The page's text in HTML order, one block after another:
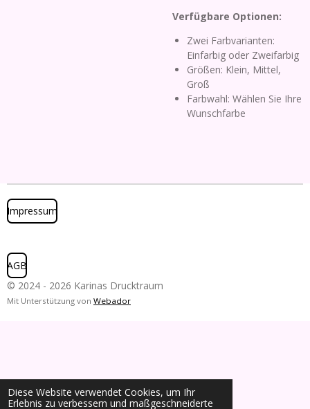
Diese Website verwendet Cookies, um Ihr
Erlebnis zu verbessern und maßgeschneiderte
Verfügbare Optionen:
Zwei Farbvarianten:
Einfarbig oder Zweifarbig
Größen: Klein, Mittel,
Groß
Farbwahl: Wählen Sie Ihre
Wunschfarbe
Impressum
AGB
© 2024 - 2026 Karinas Drucktraum
Mit Unterstützung von Webador